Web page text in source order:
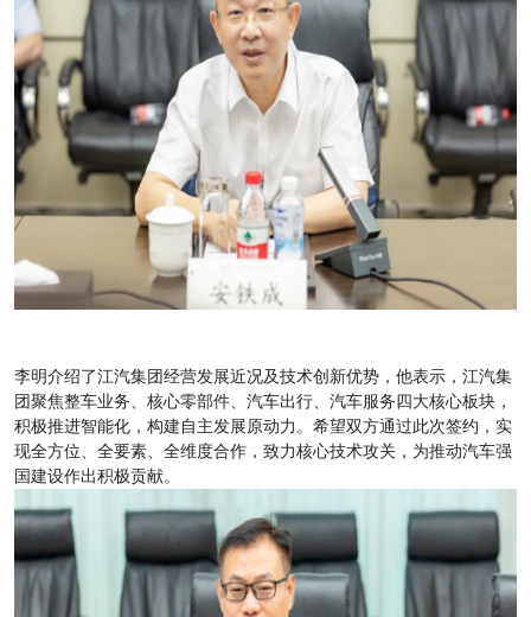
李明介绍了江汽集团经营发展近况及技术创新优势，他表示，江汽集
团聚焦整车业务、核心零部件、汽车出行、汽车服务四大核心板块，
积极推进智能化，构建自主发展原动力。希望双方通过此次签约，实
现全方位、全要素、全维度合作，致力核心技术攻关，为推动汽车强
国建设作出积极贡献。